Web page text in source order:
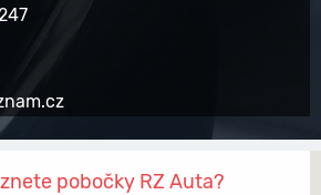
pobočky RZ Auta?